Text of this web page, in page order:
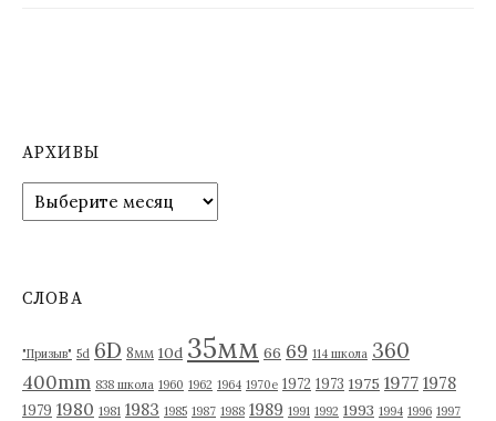
АРХИВЫ
р
в
СЛОВА
"Призыв" 5d 6D 8мм 10d 35мм 66 69 114 школа 360
400mm 838 школа 1960 1962 1964 1970е 1972 1973 1975 1977 1978
1979 1980 1981 1983 1985 1987 1988 1989 1991 1992 1993 1994 1996 1997